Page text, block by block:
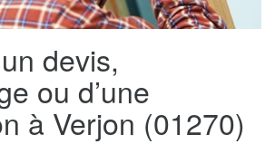
devis,
ou d’une
à Verjon (01270)